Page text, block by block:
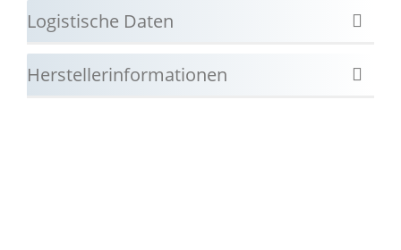
Logistische Daten
Herstellerinformationen